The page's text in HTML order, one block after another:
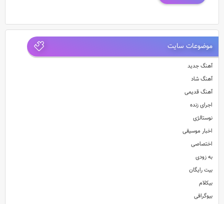
موضوعات سایت
آهنگ جدید
آهنگ شاد
آهنگ قدیمی
اجرای زنده
نوستالژی
اخبار موسیقی
اختصاصی
به زودی
بیت رایگان
بیکلام
بیوگرافی